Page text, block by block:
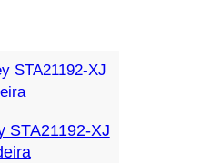
STA21192-XJ